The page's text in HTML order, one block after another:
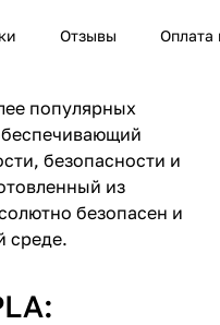
Отзывы Оплата
популярных
безопасности и
из
безопасен и
среде.